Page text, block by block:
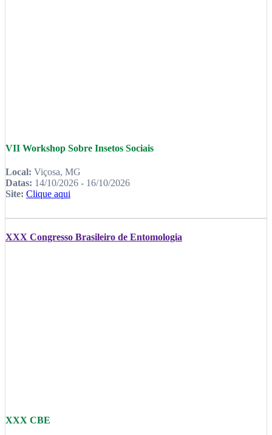
VII Workshop Sobre Insetos Sociais
Local: Viçosa, MG
Datas: 14/10/2026 - 16/10/2026
Site: Clique aqui
XXX Congresso Brasileiro de Entomologia
XXX CBE